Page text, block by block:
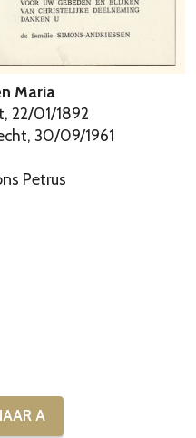
Maria
22/01/1892
30/09/1961
Petrus
A